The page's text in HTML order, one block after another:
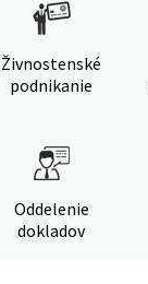
Živnostenské
podnikanie
Oddelenie
dokladov